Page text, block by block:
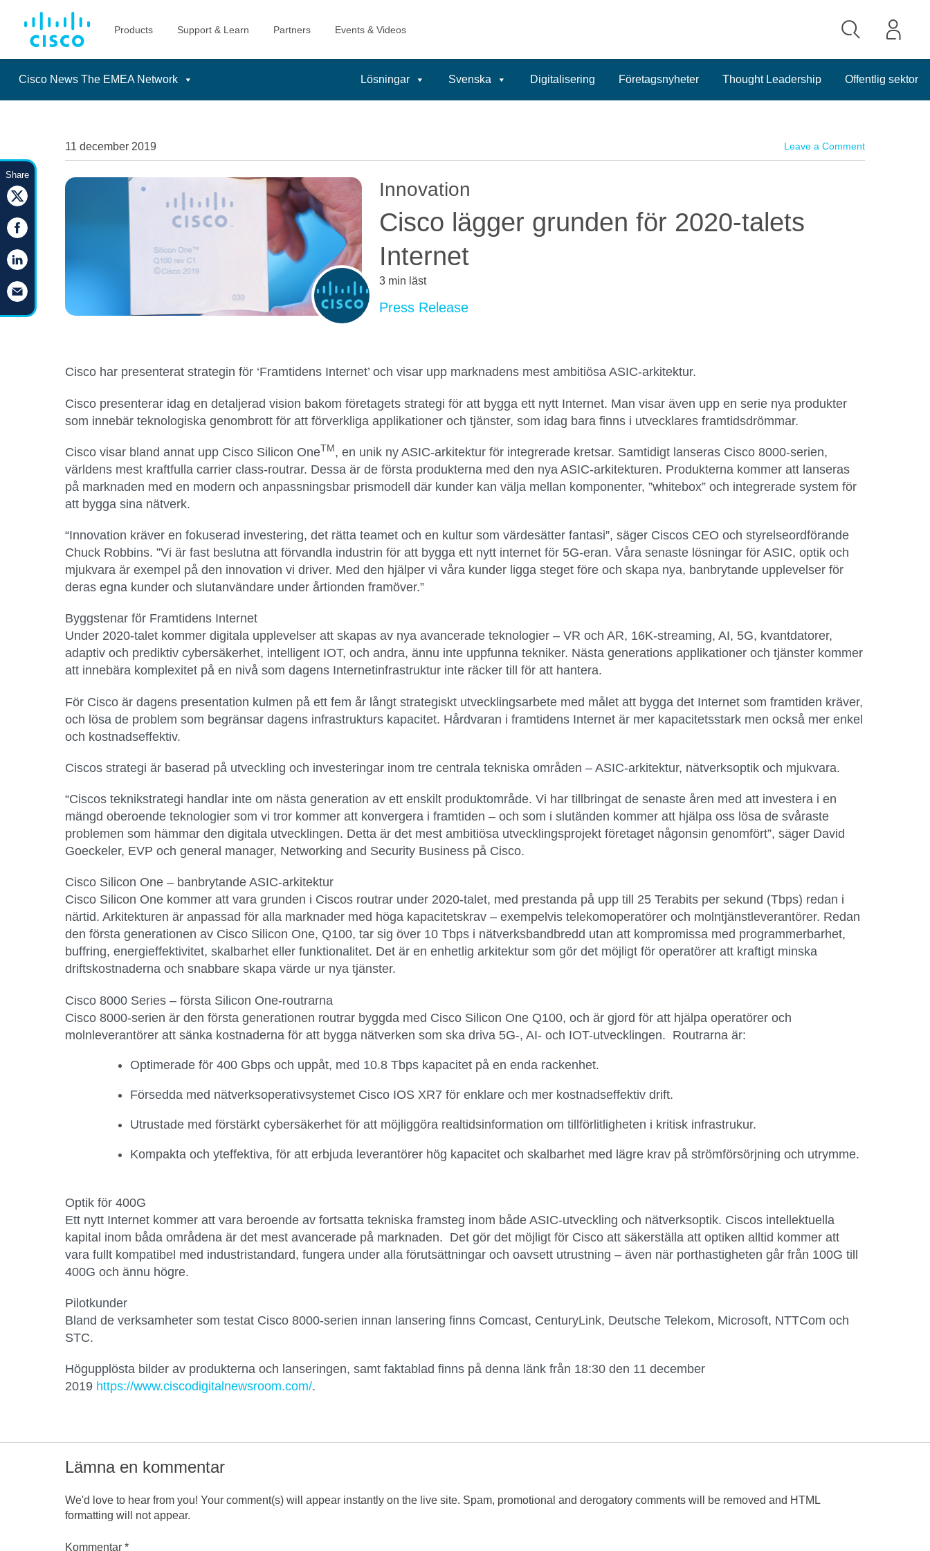
Cisco News The EMEA Network Lösningar Svenska Digitalisering Företagsnyheter Thought Leadership Offentlig sektor
11 december 2019 Leave a Comment
Innovation
Cisco lägger grunden för 2020-talets
Internet
3 min läst
Press Release
Cisco har presenterat strategin för ‘Framtidens Internet’ och visar upp marknadens mest ambitiösa ASIC-arkitektur.
Cisco presenterar idag en detaljerad vision bakom företagets strategi för att bygga ett nytt Internet. Man visar även upp en serie nya produkter
som innebär teknologiska genombrott för att förverkliga applikationer och tjänster, som idag bara finns i utvecklares framtidsdrömmar.
Cisco visar bland annat upp Cisco Silicon OneTM , en unik ny ASIC-arkitektur för integrerade kretsar. Samtidigt lanseras Cisco 8000-serien,
världens mest kraftfulla carrier class-routrar. Dessa är de första produkterna med den nya ASIC-arkitekturen. Produkterna kommer att lanseras
på marknaden med en modern och anpassningsbar prismodell där kunder kan välja mellan komponenter, ”whitebox” och integrerade system för
att bygga sina nätverk.
“Innovation kräver en fokuserad investering, det rätta teamet och en kultur som värdesätter fantasi”, säger Ciscos CEO och styrelseordförande
Chuck Robbins. ”Vi är fast beslutna att förvandla industrin för att bygga ett nytt internet för 5G-eran. Våra senaste lösningar för ASIC, optik och
mjukvara är exempel på den innovation vi driver. Med den hjälper vi våra kunder ligga steget före och skapa nya, banbrytande upplevelser för
deras egna kunder och slutanvändare under årtionden framöver.”
Byggstenar för Framtidens Internet
Under 2020-talet kommer digitala upplevelser att skapas av nya avancerade teknologier – VR och AR, 16K-streaming, AI, 5G, kvantdatorer,
adaptiv och prediktiv cybersäkerhet, intelligent IOT, och andra, ännu inte uppfunna tekniker. Nästa generations applikationer och tjänster kommer
att innebära komplexitet på en nivå som dagens Internetinfrastruktur inte räcker till för att hantera.
För Cisco är dagens presentation kulmen på ett fem år långt strategiskt utvecklingsarbete med målet att bygga det Internet som framtiden kräver,
och lösa de problem som begränsar dagens infrastrukturs kapacitet. Hårdvaran i framtidens Internet är mer kapacitetsstark men också mer enkel
och kostnadseffektiv.
Ciscos strategi är baserad på utveckling och investeringar inom tre centrala tekniska områden – ASIC-arkitektur, nätverksoptik och mjukvara.
“Ciscos teknikstrategi handlar inte om nästa generation av ett enskilt produktområde. Vi har tillbringat de senaste åren med att investera i en
mängd oberoende teknologier som vi tror kommer att konvergera i framtiden – och som i slutänden kommer att hjälpa oss lösa de svåraste
problemen som hämmar den digitala utvecklingen. Detta är det mest ambitiösa utvecklingsprojekt företaget någonsin genomfört”, säger David
Goeckeler, EVP och general manager, Networking and Security Business på Cisco.
Cisco Silicon One – banbrytande ASIC-arkitektur
Cisco Silicon One kommer att vara grunden i Ciscos routrar under 2020-talet, med prestanda på upp till 25 Terabits per sekund (Tbps) redan i
närtid. Arkitekturen är anpassad för alla marknader med höga kapacitetskrav – exempelvis telekomoperatörer och molntjänstleverantörer. Redan
den första generationen av Cisco Silicon One, Q100, tar sig över 10 Tbps i nätverksbandbredd utan att kompromissa med programmerbarhet,
buffring, energieffektivitet, skalbarhet eller funktionalitet. Det är en enhetlig arkitektur som gör det möjligt för operatörer att kraftigt minska
driftskostnaderna och snabbare skapa värde ur nya tjänster.
Cisco 8000 Series – första Silicon One-routrarna
Cisco 8000-serien är den första generationen routrar byggda med Cisco Silicon One Q100, och är gjord för att hjälpa operatörer och
molnleverantörer att sänka kostnaderna för att bygga nätverken som ska driva 5G-, AI- och IOT-utvecklingen. Routrarna är:
Optimerade för 400 Gbps och uppåt, med 10.8 Tbps kapacitet på en enda rackenhet.
Försedda med nätverksoperativsystemet Cisco IOS XR7 för enklare och mer kostnadseffektiv drift.
Utrustade med förstärkt cybersäkerhet för att möjliggöra realtidsinformation om tillförlitligheten i kritisk infrastrukur.
Kompakta och yteffektiva, för att erbjuda leverantörer hög kapacitet och skalbarhet med lägre krav på strömförsörjning och utrymme.
Optik för 400G
Ett nytt Internet kommer att vara beroende av fortsatta tekniska framsteg inom både ASIC-utveckling och nätverksoptik. Ciscos intellektuella
kapital inom båda områdena är det mest avancerade på marknaden. Det gör det möjligt för Cisco att säkerställa att optiken alltid kommer att
vara fullt kompatibel med industristandard, fungera under alla förutsättningar och oavsett utrustning – även när porthastigheten går från 100G till
400G och ännu högre.
Pilotkunder
Bland de verksamheter som testat Cisco 8000-serien innan lansering finns Comcast, CenturyLink, Deutsche Telekom, Microsoft, NTTCom och
STC.
Högupplösta bilder av produkterna och lanseringen, samt faktablad finns på denna länk från 18:30 den 11 december
2019 https://www.ciscodigitalnewsroom.com/.
Share
Lämna en kommentar
We'd love to hear from you! Your comment(s) will appear instantly on the live site. Spam, promotional and derogatory comments will be removed and HTML
formatting will not appear.
Kommentar*